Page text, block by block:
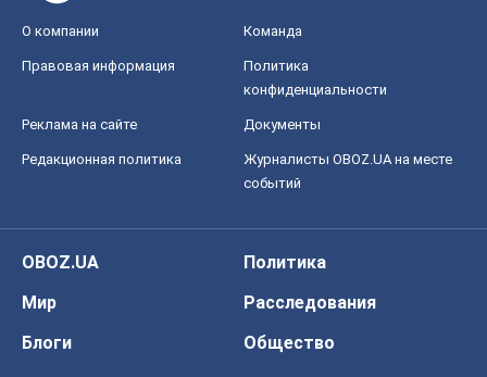
О компании Команда
Правовая информация
Политика
конфиденциальности
Реклама на сайте Документы
Редакционная политика
Журналисты OBOZ.UA на месте
событий
OBOZ.UA
Политика
Мир
Расследования
Блоги
Общество